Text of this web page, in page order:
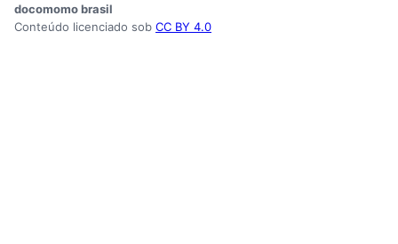
docomomo brasil
Conteúdo licenciado sob CC BY 4.0